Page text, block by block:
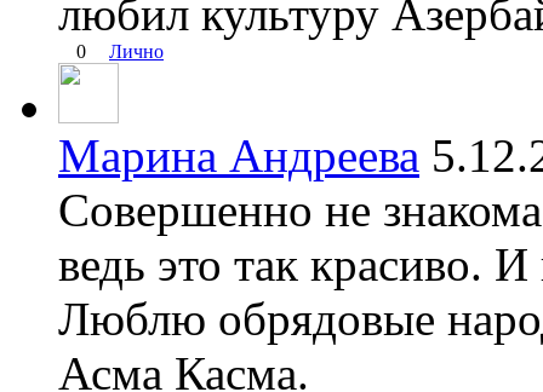
любил культуру
0 Лично
Марина Андреева
Совершенно не
ведь это так красиво.
Люблю обрядовые
Асма Касма.